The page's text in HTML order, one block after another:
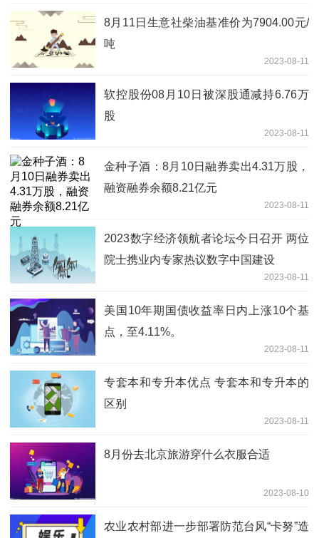
8月11日生意社柴油基准价为7904.00元/
吨
2023-08-11
软控股份08月10日被深股通减持6.76万
股
2023-08-11
金种子酒：8月10日融券卖出4.31万股，
融资融券余额8.21亿元
2023-08-11
2023数字经济领航者论坛今日召开 两位
院士携业内专家热议数字中国建设
2023-08-11
美国10年期国债收益率日内上涨10个基
点，至4.11%。
2023-08-11
专套本和专升本优点 专套本和专升本的
区别
2023-08-11
8月份去北京旅游穿什么衣服合适
2023-08-10
农业农村部进一步部署防范台风“卡努”造